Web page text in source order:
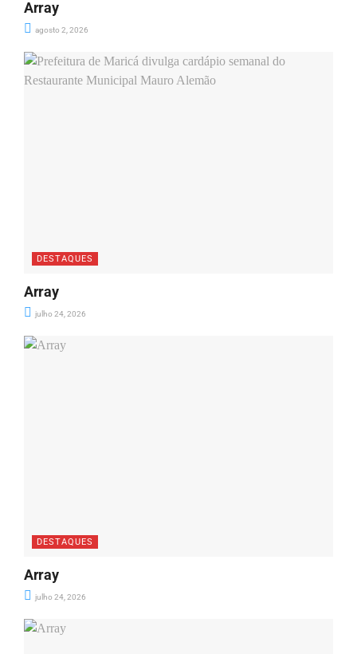
Array
agosto 2, 2026
DESTAQUES
Array
julho 24, 2026
DESTAQUES
Array
julho 24, 2026